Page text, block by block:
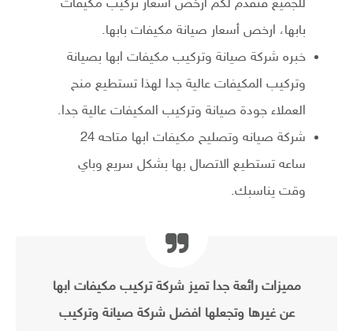
للجميع فتقدم لكم ارخص أسعار تركيب مكيفات
بابها، ارخص أسعار صيانة مكيفات بابها.
خبره شركة صيانة وتركيب مكيفات ابها بصيانة
وتركيب المكيفات عالية جدا لهذا تستطيع منح
العملاء جودة صيانة وتركيب المكيفات عالية جدا.
شركة صيانه وتصليح مكيفات ابها متاحه 24
ساعه تستطيع الاتصال بها بشكل سريع وباي
وقت يناسبك.
مميزات رائعة جدا تميز شركة تركيب مكيفات ابها
عن غيرها وتجعلها افضل شركة صيانة وتركيب